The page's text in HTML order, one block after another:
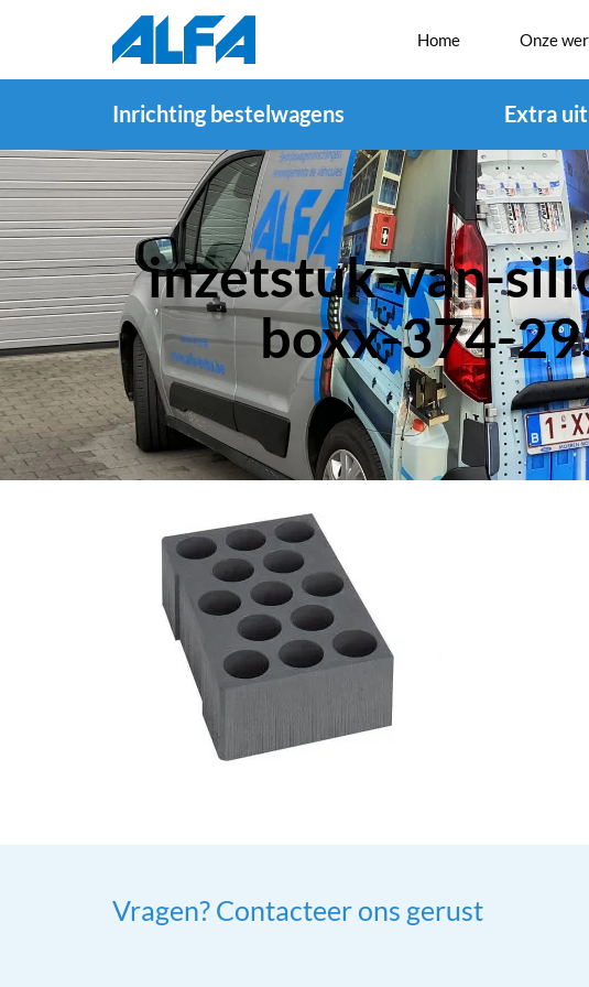
Home Onze
Inrichting bestelwagens Extra
inzetstuk-van-
boxx-374-
Vragen? Contacteer ons gerust